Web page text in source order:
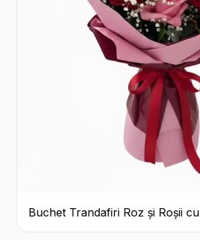
Buchet Trandafiri Roz și Roșii cu
Eucalipt și Gypsophila